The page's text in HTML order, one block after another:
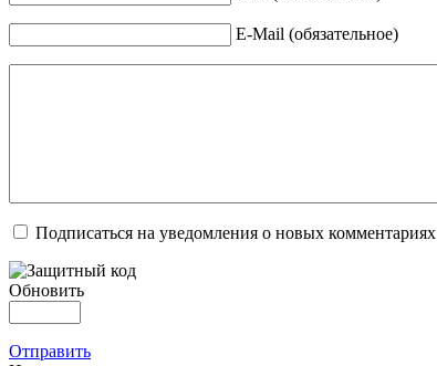
E-Mail (обязательное)
Подписаться на уведомления о новых комментариях
Обновить
Отправить